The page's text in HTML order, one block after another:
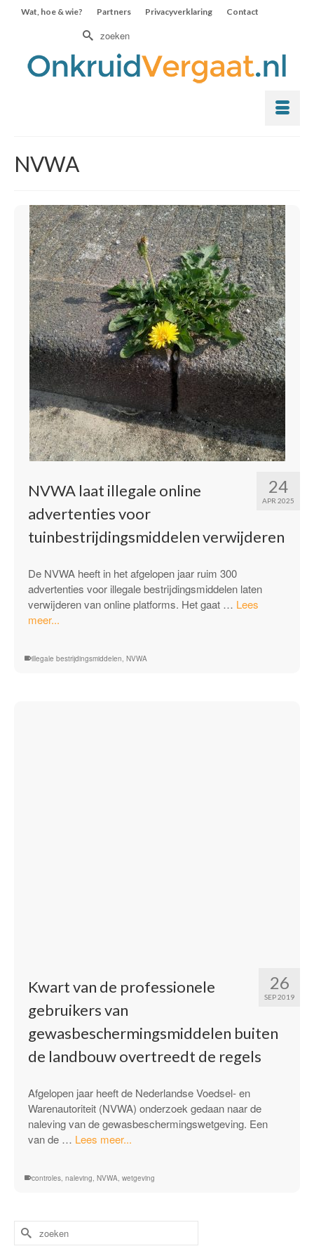
Wat, hoe & wie? Partners Privacyverklaring Contact
Zoek
NVWA
24
APR 2025
NVWA laat illegale online
advertenties voor
tuinbestrijdingsmiddelen verwijderen
De NVWA heeft in het afgelopen jaar ruim 300
advertenties voor illegale bestrijdingsmiddelen laten
verwijderen van online platforms. Het gaat … Lees
meer...
online
illegale bestrijdingsmiddelen, NVWA
26
SEP 2019
Kwart van de professionele
gebruikers van
gewasbeschermingsmiddelen buiten
de landbouw overtreedt de regels
Afgelopen jaar heeft de Nederlandse Voedsel- en
Warenautoriteit (NVWA) onderzoek gedaan naar de
naleving van de gewasbeschermingswetgeving. Een
van de … Lees meer...
professionele
buiten
controles, naleving, NVWA, wetgeving
Zoek
naar: